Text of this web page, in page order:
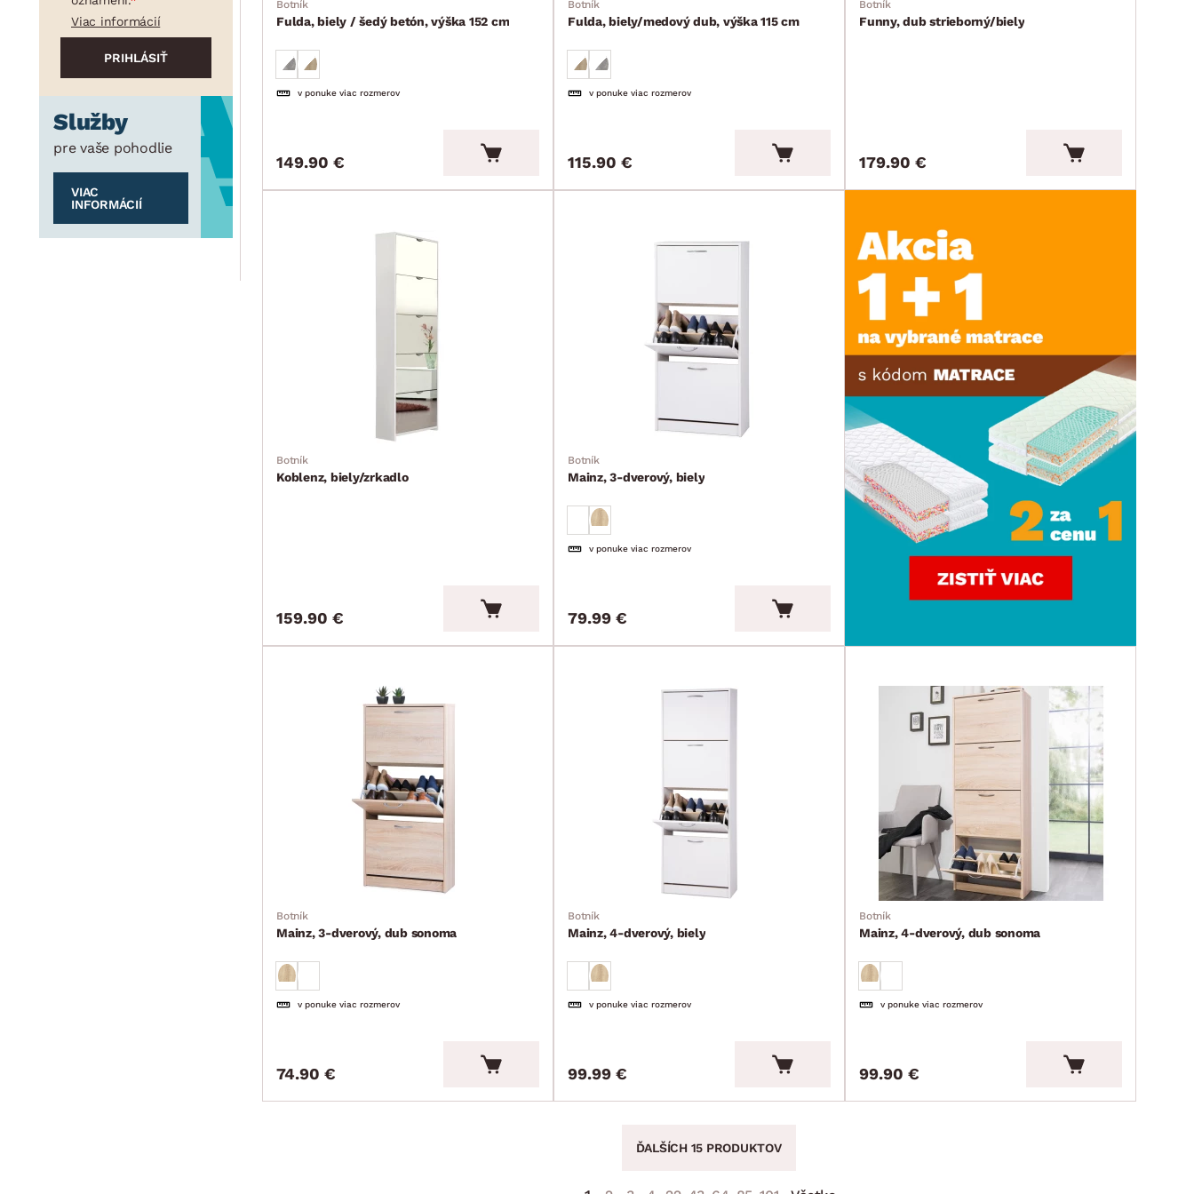
Viac informácií
Služby
pre vaše pohodlie
VIAC
INFORMÁCIÍ
Botník
Fulda, biely / šedý betón, výška 152 cm
v ponuke viac rozmerov
149.90 €
Botník
Fulda, biely/medový dub, výška 115 cm
v ponuke viac rozmerov
115.90 €
Botník
Funny, dub strieborný/biely
179.90 €
Botník
Koblenz, biely/zrkadlo
159.90 €
Botník
Mainz, 3-dverový, biely
v ponuke viac rozmerov
79.99 €
Botník
Mainz, 3-dverový, dub sonoma
v ponuke viac rozmerov
74.90 €
Botník
Mainz, 4-dverový, biely
v ponuke viac rozmerov
99.99 €
Botník
Mainz, 4-dverový, dub sonoma
v ponuke viac rozmerov
99.90 €
ĎALŠÍCH 15 PRODUKTOV